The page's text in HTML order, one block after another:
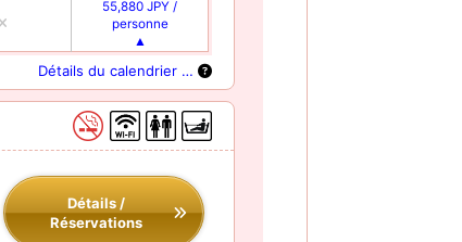
55,880 JPY /
personne
Détails du calendrier …
Détails /
Réservations